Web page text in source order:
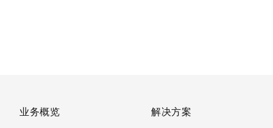
业务概览
解决方案